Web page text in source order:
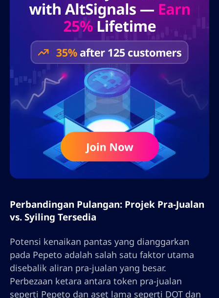
Perbandingan Pulangan: Projek Pra-Jualan
vs. Syiling Tersedia
Potensi kenaikan pantas yang dianggarkan
pada Pepeto adalah salah satu faktor utama
disebalik aliran pra-jualan yang besar.
Perbezaan ketara antara token pra-jualan
seperti Pepeto dan aset lama seperti DOT dan